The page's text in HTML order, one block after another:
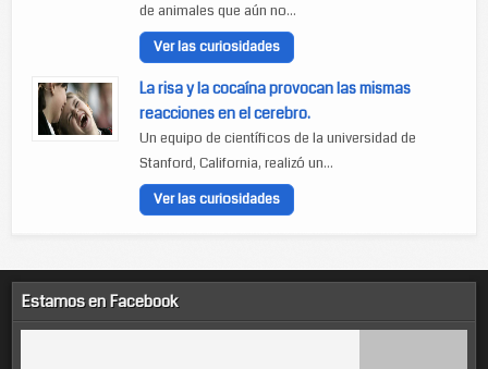
de animales que aún no...
Ver las curiosidades
La risa y la cocaína provocan las mismas
reacciones en el cerebro.
Un equipo de científicos de la universidad de
Stanford, California, realizó un...
Ver las curiosidades
Estamos en Facebook